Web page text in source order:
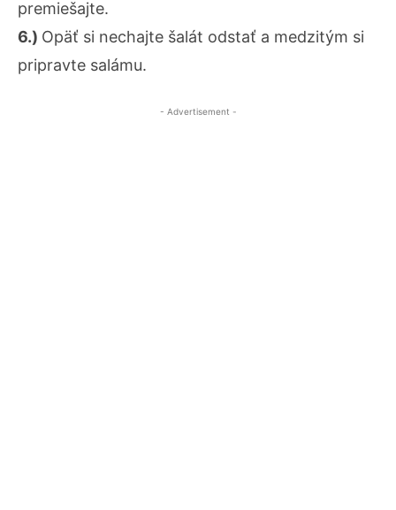
premiešajte.
6.) Opäť si nechajte šalát odstať a medzitým si
pripravte salámu.
- Advertisement -